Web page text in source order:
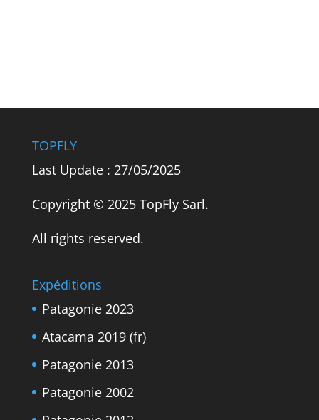
TOPFLY
Last Update : 27/05/2025
Copyright © 2025 TopFly Sarl.
All rights reserved.
Expéditions
Patagonie 2023
Atacama 2019 (fr)
Patagonie 2013
Patagonie 2002